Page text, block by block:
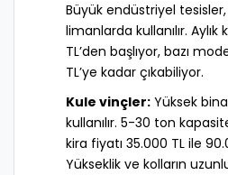
Büyük endüstriyel
limanlarda kullanılır. Aylık
TL’den başlıyor, bazı
TL’ye kadar çıkabiliyor.
Kule vinçler: Yüksek
kullanılır. 5-30 ton
kira fiyatı 35.000 TL ile
Yükseklik ve kolların